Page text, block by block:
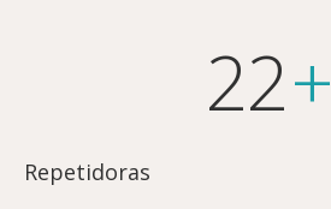
22+
Repetidoras